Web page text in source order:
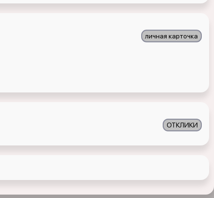
личная карточка
ОТКЛИКИ